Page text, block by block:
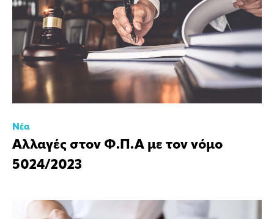
Νέα
Αλλαγές στον Φ.Π.Α με τον νόμο
5024/2023